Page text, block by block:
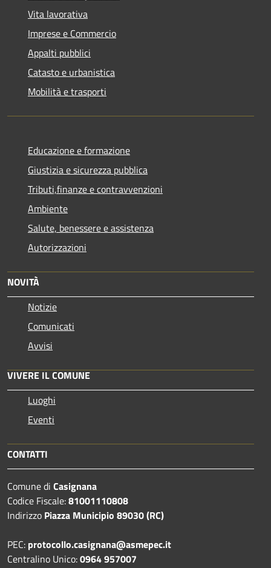
Vita lavorativa
Imprese e Commercio
Appalti pubblici
Catasto e urbanistica
Mobilità e trasporti
Educazione e formazione
Giustizia e sicurezza pubblica
Tributi,finanze e contravvenzioni
Ambiente
Salute, benessere e assistenza
Autorizzazioni
NOVITÀ
Notizie
Comunicati
Avvisi
VIVERE IL COMUNE
Luoghi
Eventi
CONTATTI
Comune di Casignana
Codice Fiscale:81001110808
Indirizzo Piazza Municipio 89030 (RC)
PEC: protocollo.casignana@asmepec.it
Centralino Unico:0964 957007